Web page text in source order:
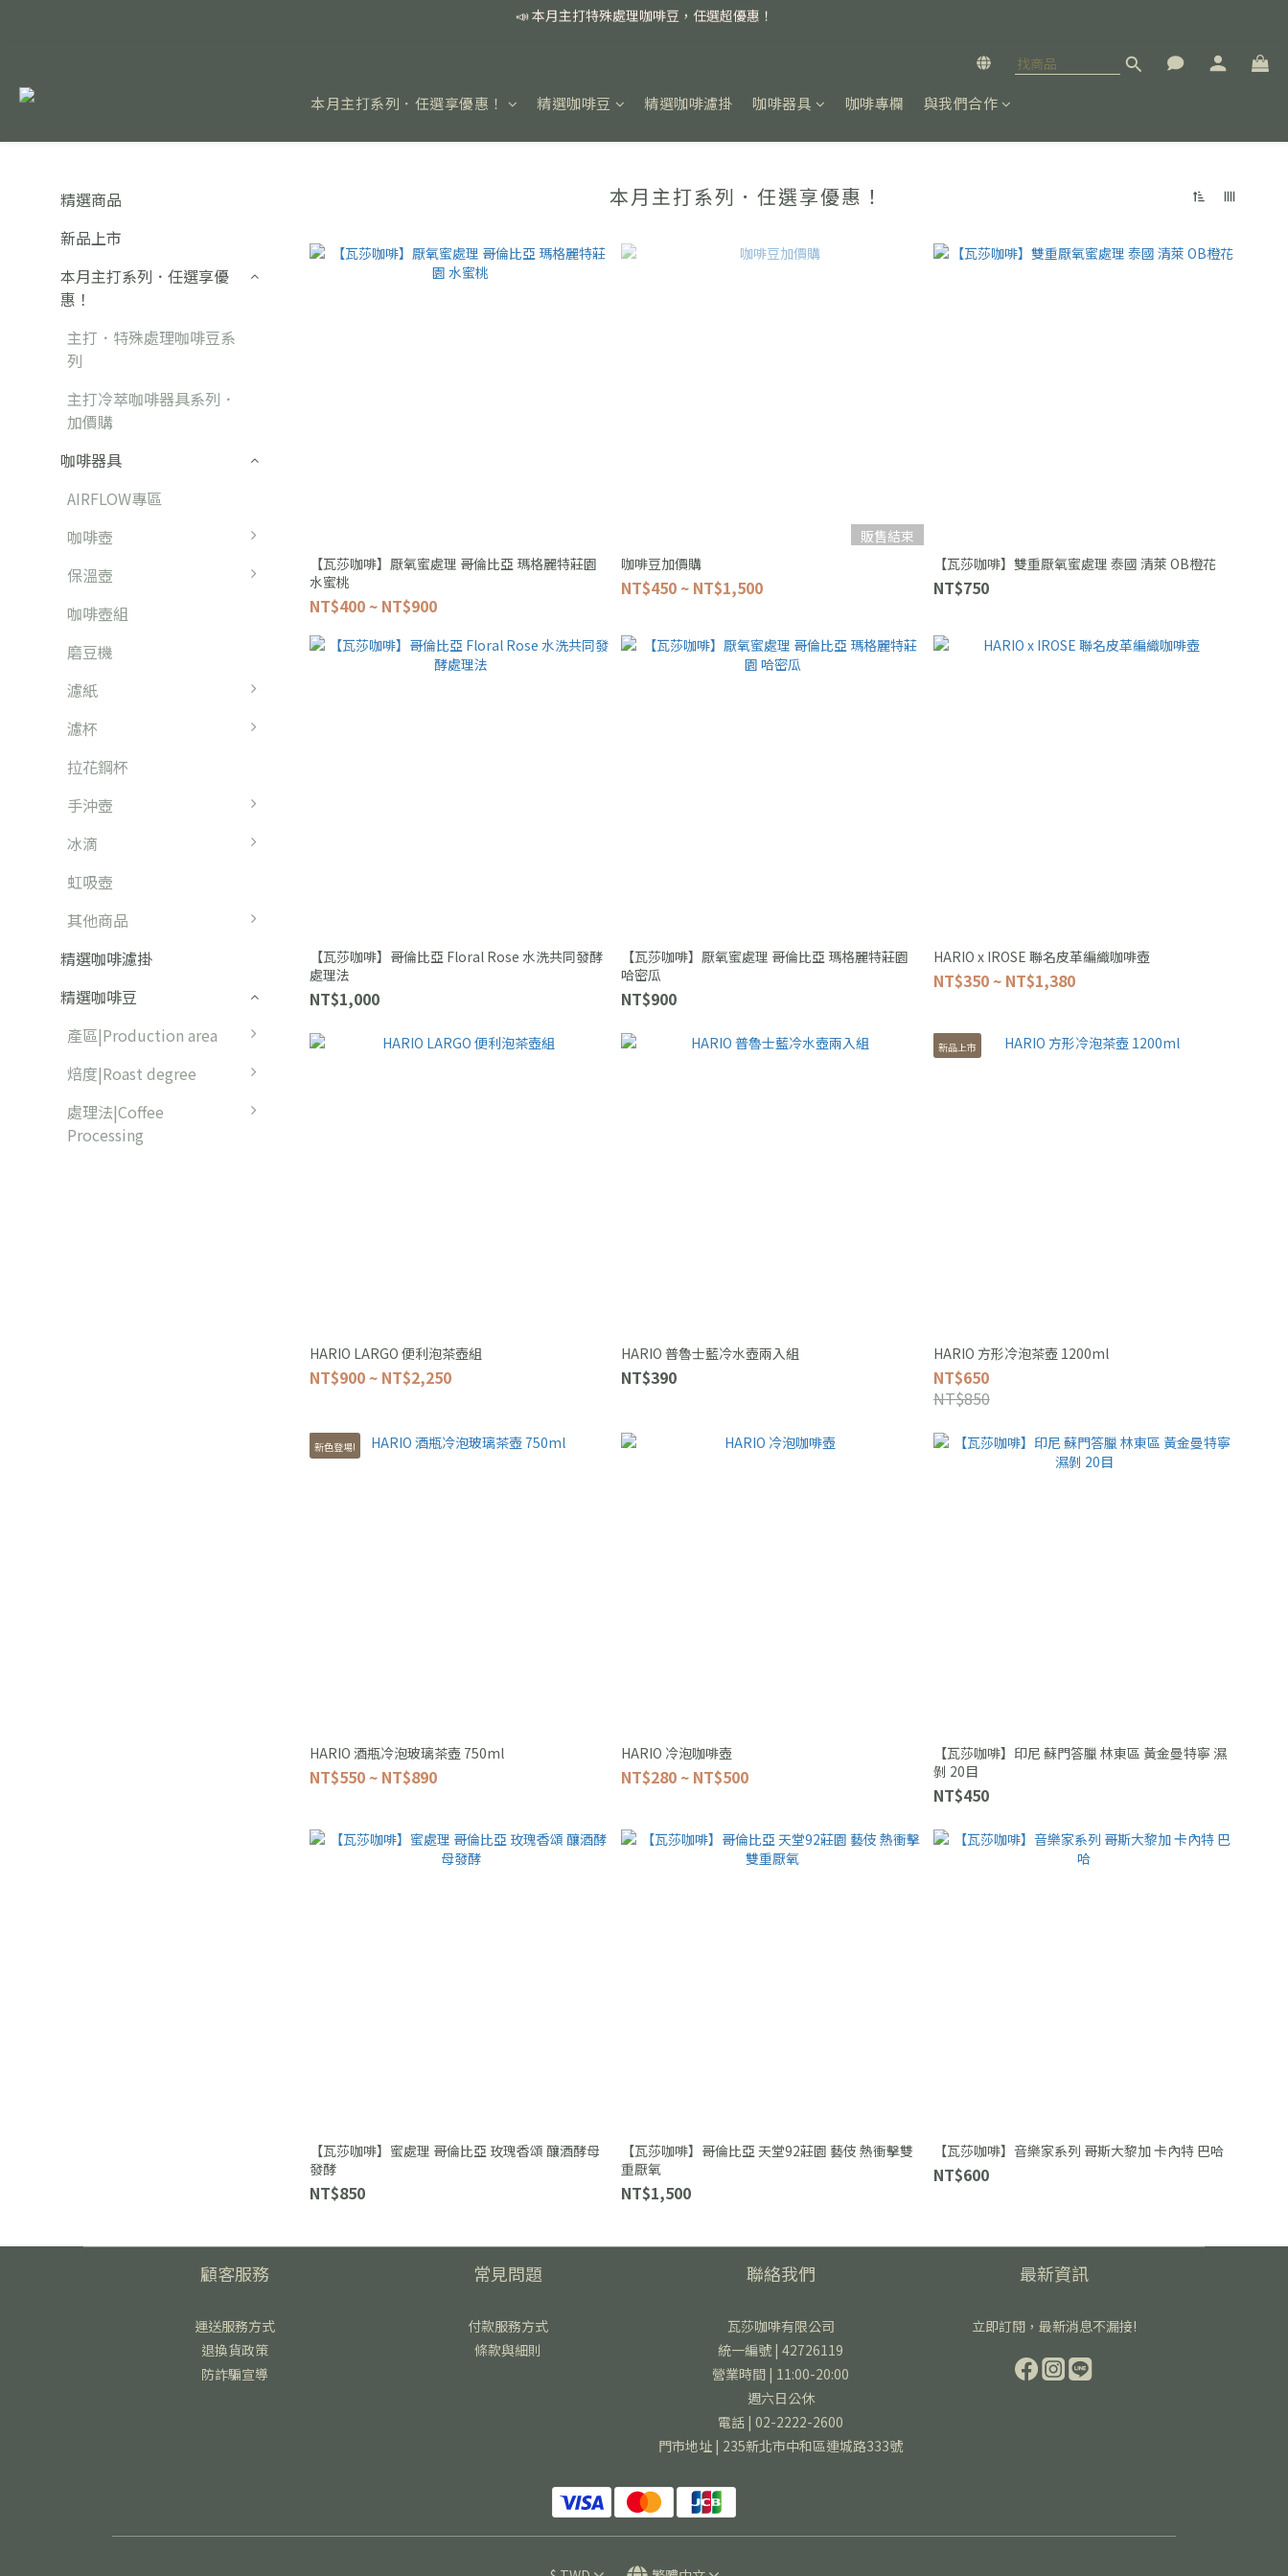
📣 本月主打特殊處理咖啡豆，任選超優惠！
本月主打系列．任選享優惠！ 精選咖啡豆 精選咖啡濾掛 咖啡器具 咖啡專欄 與我們合作
精選商品
新品上市
本月主打系列．任選享優
惠！
主打．特殊處理咖啡豆系
列
主打冷萃咖啡器具系列．
加價購
咖啡器具
AIRFLOW專區
咖啡壺
保溫壺
咖啡壺組
磨豆機
濾紙
濾杯
拉花鋼杯
手沖壺
冰滴
虹吸壺
其他商品
精選咖啡濾掛
精選咖啡豆
產區|Production area
焙度|Roast degree
處理法|Coffee
Processing
本月主打系列．任選享優惠！
【瓦莎咖啡】厭氧蜜處理 哥倫比亞 瑪格麗特莊園
水蜜桃
NT$400 ~ NT$900
販售結束
咖啡豆加價購
NT$450 ~ NT$1,500
【瓦莎咖啡】雙重厭氧蜜處理 泰國 清萊 OB橙花
NT$750
【瓦莎咖啡】哥倫比亞 Floral Rose 水洗共同發酵
處理法
NT$1,000
【瓦莎咖啡】厭氧蜜處理 哥倫比亞 瑪格麗特莊園
哈密瓜
NT$900
HARIO x IROSE 聯名皮革編織咖啡壺
NT$350 ~ NT$1,380
HARIO LARGO 便利泡茶壺組
NT$900 ~ NT$2,250
HARIO 普魯士藍冷水壺兩入組
NT$390
新品上市
HARIO 方形冷泡茶壺 1200ml
NT$650
NT$850
新色登場!
HARIO 酒瓶冷泡玻璃茶壺 750ml
NT$550 ~ NT$890
HARIO 冷泡咖啡壺
NT$280 ~ NT$500
【瓦莎咖啡】印尼 蘇門答臘 林東區 黃金曼特寧 濕
剝 20目
NT$450
【瓦莎咖啡】蜜處理 哥倫比亞 玫瑰香頌 釀酒酵母
發酵
NT$850
【瓦莎咖啡】哥倫比亞 天堂92莊園 藝伎 熱衝擊雙
重厭氧
NT$1,500
【瓦莎咖啡】音樂家系列 哥斯大黎加 卡內特 巴哈
NT$600
顧客服務
運送服務方式
退換貨政策
防詐騙宣導
常見問題
付款服務方式
條款與細則
聯絡我們
瓦莎咖啡有限公司
統一編號 | 42726119
營業時間 | 11:00-20:00
週六日公休
電話 | 02-2222-2600
門市地址 | 235新北市中和區連城路333號
最新資訊
立即訂閱，最新消息不漏接!